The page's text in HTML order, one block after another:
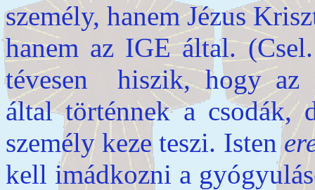
személy, hanem Jézus
hanem az IGE által.
tévesen hiszik, hogy az
által történnek a csodák,
személy keze teszi. Isten
kell imádkozni a